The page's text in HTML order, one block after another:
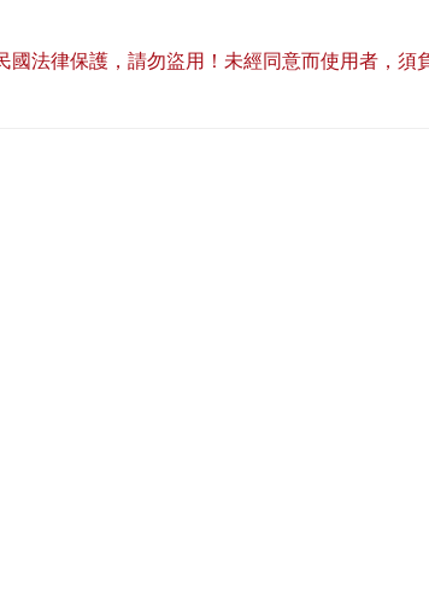
國法律保護，請勿盜用！未經同意而使用者，